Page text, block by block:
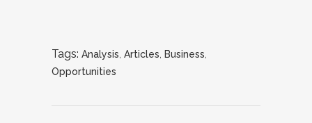
Tags: Analysis, Articles, Business,
Opportunities